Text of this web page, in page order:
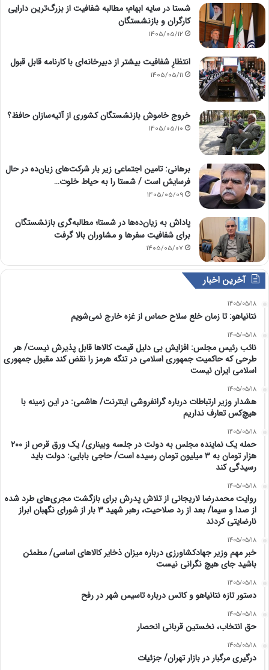
شستا در سایه ابهام؛ مطالبه شفافیت از بزرگ‌ترین دارایی
کارگران و بازنشستگان
1405/05/12
انتظارِ شفافیت بیشتر از دبیرخانه‌ای با کارنامه قابل قبول
1405/05/11
خروج خاموش بازنشستگان کشوری از آتیه‌سازان حافظ؟
1405/05/10
برهانی: تامین اجتماعی زیر بار شرکت‌های زیان‌ده در حال
فرسایش است / شستا را به حیاط خلوت…
1405/05/09
پاداش به زیان‌ده‌ها در شستا؛ مطالبه‌گری بازنشستگان
برای شفافیت سفرها و مشاوران بالا گرفت
1405/05/07
آخرین اخبار
1405/05/18
نتانیاهو: تا زمان خلع سلاح حماس از غزه خارج نمی‌شویم
1405/05/18
نائب رئیس مجلس: افزایش بی دلیل قیمت کالاها قابل پذیرش نیست/ هر
طرحی که حاکمیت جمهوری اسلامی در تنگه هرمز را نقض کند مقبول جمهوری
اسلامی ایران نیست
1405/05/18
هشدار وزیر ارتباطات درباره گرانفروشی اینترنت/ هاشمی: در این زمینه با
هیچ‌کس تعارف نداریم
1405/05/18
حمله یک نماینده مجلس به دولت در جلسه وبیناری/ یک ورق قرص از ۲۰۰
هزار تومان به ۳ میلیون تومان رسیده است/ حاجی بابایی: دولت باید
رسیدگی کند
1405/05/18
روایت محمدرضا لاریجانی از تلاش پدرش برای بازگشت مجری‌های طرد شده
از صدا و سیما/ بعد از رد صلاحیت، رهبر شهید ۳ بار از شورای نگهبان ابراز
نارضایتی کردند
1405/05/18
خبر مهم وزیر جهادکشاورزی درباره میزان ذخایر کالاهای اساسی/ مطمئن
باشید جای هیچ نگرانی نیست
1405/05/18
دستور تازه نتانیاهو و کاتس درباره تاسیس شهر در رفح
1405/05/18
حق انتخاب، نخستین قربانی انحصار
1405/05/18
درگیری مرگبار در بازار تهران/ جزئیات